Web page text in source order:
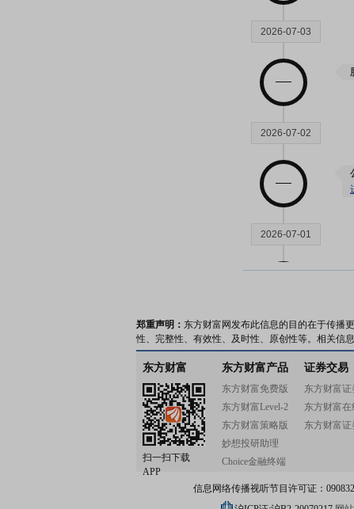
2026-07-03
2026-07-02
2026-07-01
2026-06-30
2026-06-29
郑重声明： 东方财富网发布此信息的目的在于传播
性、完整性、有效性、及时性、原创性等。相关信
东方财富
扫一扫下载
APP
东方财富产品
东方财富免费版
东方财富Level-2
东方财富策略版
妙想投研助理
Choice金融终端
证券交易
东方财富证
东方财富在
东方财富证
信息网络传播视听节目许可证：